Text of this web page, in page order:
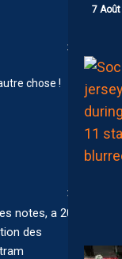
7
chose !
notes, a 20h
des